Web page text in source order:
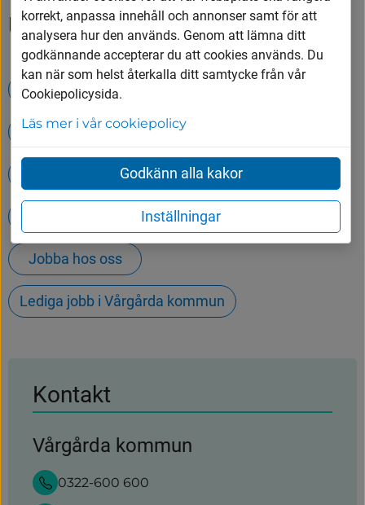
Upptäck mer
Timvikarier inom skola och barnomsorg
Avgifter och abonnemang för renhållning
Avfall och återvinning
Öppettider på Tumbergs ÅVC
Jobba hos oss
Lediga jobb i Vårgårda kommun
Kontakt
Vårgårda kommun
0322-600 600
korrekt, anpassa innehåll och annonser samt för att
analysera hur den används. Genom att lämna ditt
godkännande accepterar du att cookies används. Du
kan när som helst återkalla ditt samtycke från vår
Cookiepolicysida.
Läs mer i vår cookiepolicy
Godkänn alla kakor
Inställningar